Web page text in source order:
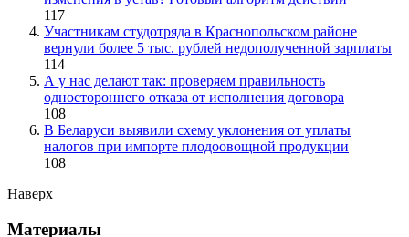
117
Участникам студотряда в Краснопольском районе
вернули более 5 тыс. рублей недополученной зарплаты
114
А у нас делают так: проверяем правильность
одностороннего отказа от исполнения договора
108
В Беларуси выявили схему уклонения от уплаты
налогов при импорте плодоовощной продукции
108
Наверх
Материалы